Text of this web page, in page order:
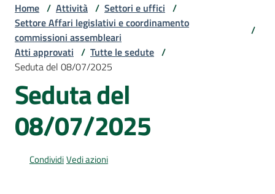
Assemblea
Attività
Argomenti
Home / Attività / Settori e uffici /
Settore Affari legislativi e coordinamento
commissioni assembleari
/
Atti approvati / Tutte le sedute /
Seduta del 08/07/2025
Seduta del
08/07/2025
CondividiVedi azioni